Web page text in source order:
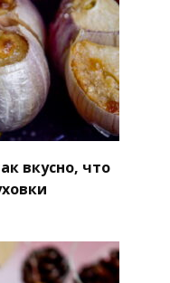
вкусно, что